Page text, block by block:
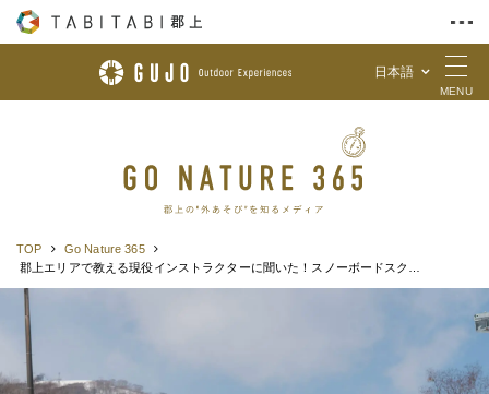
Skip to Content
日本語
MENU
TOP
Go Nature 365